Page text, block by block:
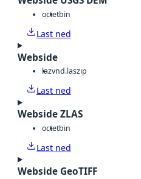
octetbin
Last ned
Webside
lazvnd.laszip
Last ned
Webside ZLAS
octetbin
Last ned
Webside GeoTIFF